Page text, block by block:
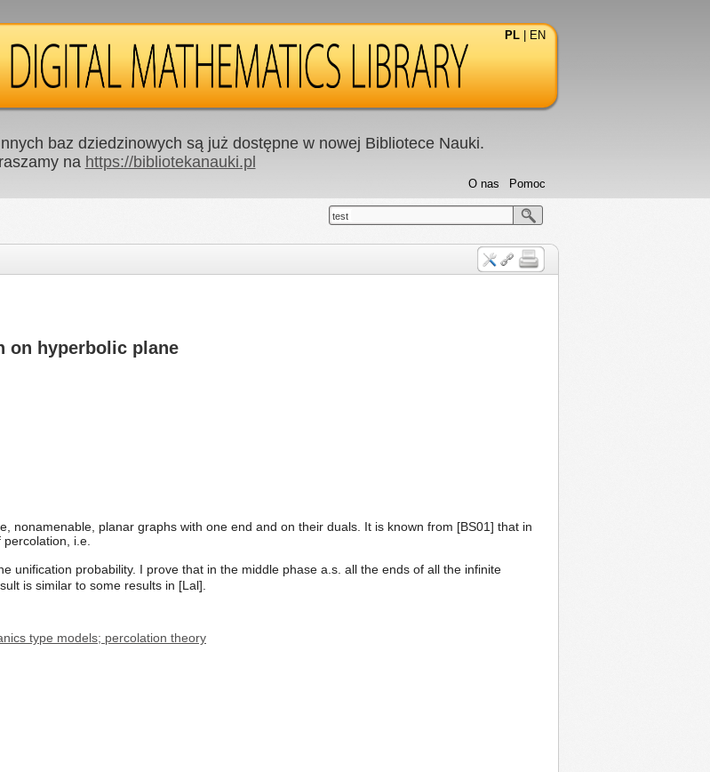
PL EN
baz dziedzinowych są już dostępne w nowej Bibliotece Nauki.
na https://bibliotekanauki.pl
Pomoc
O nas
test
on hyperbolic plane
nonamenable, planar graphs with one end and on their duals. It is known from [BS01] that in
i.e.
unification probability. I prove that in the middle phase a.s. all the ends of all the infinite
is similar to some results in [Lal].
type models; percolation theory